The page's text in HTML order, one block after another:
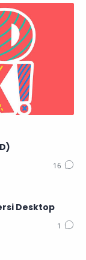
Desktop